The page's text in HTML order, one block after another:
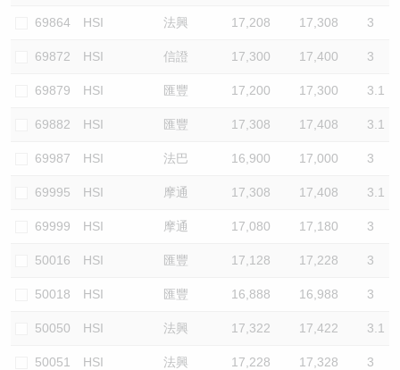
69864 HSI 法興 17,208 17,308 3
69872 HSI 信證 17,300 17,400 3
69879 HSI 匯豐 17,200 17,300 3.1
69882 HSI 匯豐 17,308 17,408 3.1
69987 HSI 法巴 16,900 17,000 3
69995 HSI 摩通 17,308 17,408 3.1
69999 HSI 摩通 17,080 17,180 3
50016 HSI 匯豐 17,128 17,228 3
50018 HSI 匯豐 16,888 16,988 3
50050 HSI 法興 17,322 17,422 3.1
50051 HSI 法興 17,228 17,328 3